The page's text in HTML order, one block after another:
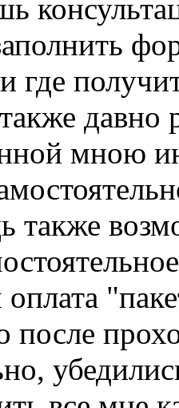
где
давно
мною
также
оплата
после